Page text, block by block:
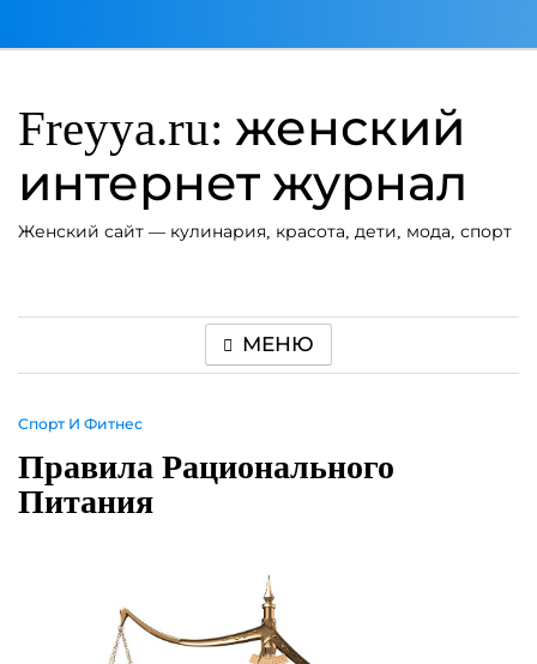
Freyya.ru: женский
интернет журнал
Женский сайт — кулинария, красота, дети, мода, спорт
МЕНЮ
Спорт И Фитнес
Правила Рационального
Питания